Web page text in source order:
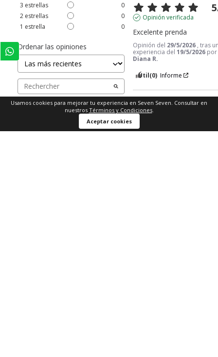
Comprar ahora
3 estrellas
0
2 estrellas
0
1 estrella 0
Ordenar las opiniones
5
Opinión verificada
Excelente prenda
Opinión del 29/5/2026 , tras
experiencia del19/5/2026 por
Diana R.
Útil(0) Informe
1
Usamos cookies para mejorar tu experiencia en Seven Seven. Consultar en
nuestros Términos y Condiciones.
Aceptar cookies